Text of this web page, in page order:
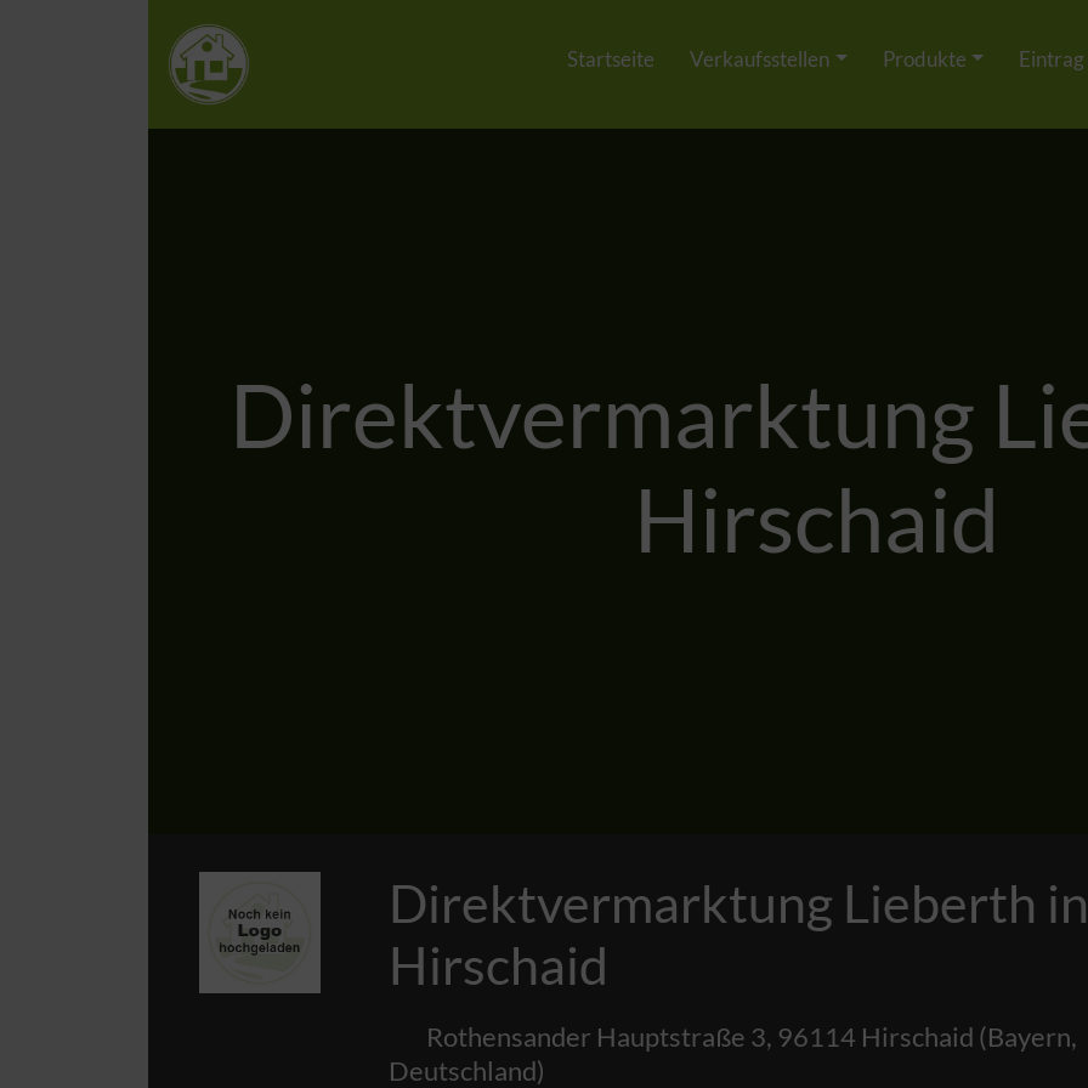
Startseite Verkaufsstellen Produkte Eintrag
Direktvermarktung
Hirschaid
Direktvermarktung Lieberth
Hirschaid
Rothensander Hauptstraße 3, 96114 Hirschaid (Bayern,
Deutschland)